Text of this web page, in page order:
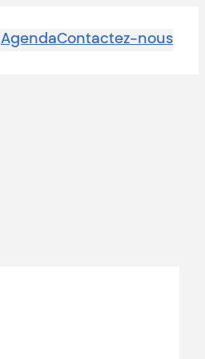
AgendaContactez-nous